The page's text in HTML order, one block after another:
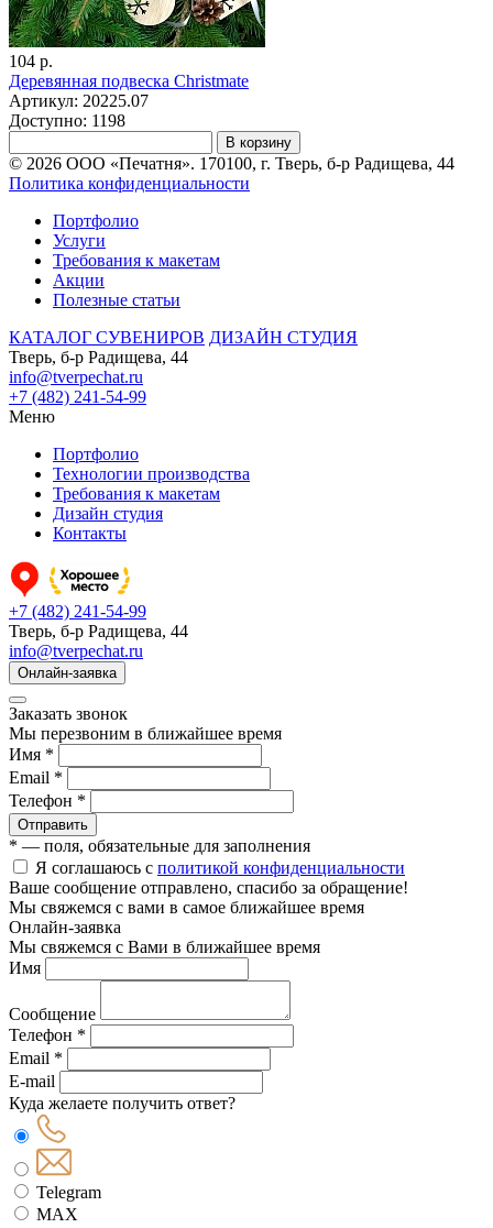
104 р.
Деревянная подвеска Christmate
Артикул: 20225.07
Доступно: 1198
В корзину
© 2026 ООО «Печатня». 170100, г. Тверь, б-р Радищева, 44
Политика конфиденциальности
Портфолио
Услуги
Требования к макетам
Акции
Полезные статьи
КАТАЛОГ СУВЕНИРОВ ДИЗАЙН СТУДИЯ
Тверь, б-р Радищева, 44
info@tverpechat.ru
+7 (482) 241-54-99
Меню
Портфолио
Технологии производства
Требования к макетам
Дизайн студия
Контакты
+7 (482) 241-54-99
Тверь, б-р Радищева, 44
info@tverpechat.ru
Онлайн-заявка
Заказать звонок
Мы перезвоним в ближайшее время
Имя *
Email *
Телефон *
Отправить
* — поля, обязательные для заполнения
Я соглашаюсь с политикой конфиденциальности
Ваше сообщение отправлено, спасибо за обращение!
Мы свяжемся с вами в самое ближайшее время
Онлайн-заявка
Мы свяжемся с Вами в ближайшее время
Имя
Сообщение
Телефон *
Email *
E-mail
Куда желаете получить ответ?
Telegram
MAX